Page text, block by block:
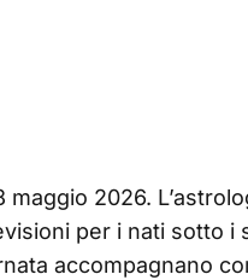
2026.
per i nati sotto i
accompagnano